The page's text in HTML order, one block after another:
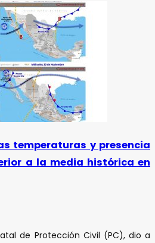
temperaturas y presencia
a la media histórica en
de Protección Civil (PC), dio a